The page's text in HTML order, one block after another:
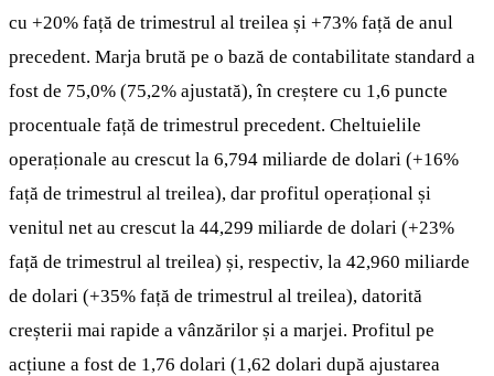
cu +20% față de trimestrul al treilea și +73% față de anul
precedent. Marja brută pe o bază de contabilitate standard a
fost de 75,0% (75,2% ajustată), în creștere cu 1,6 puncte
procentuale față de trimestrul precedent. Cheltuielile
operaționale au crescut la 6,794 miliarde de dolari (+16%
față de trimestrul al treilea), dar profitul operațional și
venitul net au crescut la 44,299 miliarde de dolari (+23%
față de trimestrul al treilea) și, respectiv, la 42,960 miliarde
de dolari (+35% față de trimestrul al treilea), datorită
creșterii mai rapide a vânzărilor și a marjei. Profitul pe
acțiune a fost de 1,76 dolari (1,62 dolari după ajustarea